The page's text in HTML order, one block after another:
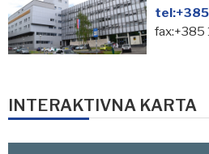
tel:
fax:+385
INTERAKTIVNA KARTA